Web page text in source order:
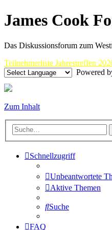
James Cook
Das Diskussionsforum zum
Teilnehmerliste Jahrestreffen
Powered
Zum Inhalt
Schnellzugriff
Unbeantwortete
Aktive Themen
Suche
FAQ